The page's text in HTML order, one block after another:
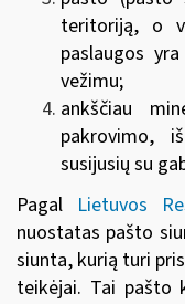
teritoriją, o
paslaugos
vežimu;
ankščiau
pakrovimo,
susijusių su
Pagal Lietuvos
nuostatas pašto
siunta, kurią turi
teikėjai. Tai pašto